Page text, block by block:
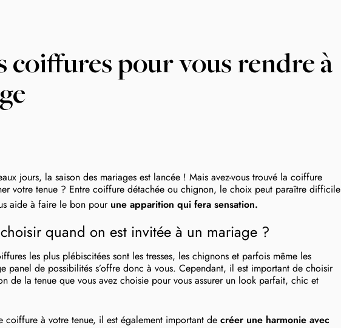
coiffures pour vous rendre à
jours, la saison des mariages est lancée ! Mais avez-vous trouvé la coiffure
votre tenue ? Entre coiffure détachée ou chignon, le choix peut paraître difficile
aide à faire le bon pour une apparition qui fera sensation.
quand on est invitée à un mariage ?
les plus plébiscitées sont les tresses, les chignons et parfois même les
panel de possibilités s’offre donc à vous. Cependant, il est important de choisir
de la tenue que vous avez choisie pour vous assurer un look parfait, chic et
coiffure à votre tenue, il est également important de créer une harmonie avec